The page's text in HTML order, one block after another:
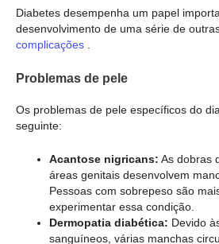
Diabetes desempenha um papel
desenvolvimento de uma série de
complicações
Problemas de pele
Os problemas de pele específicos do
seguinte:
Acantose nigricans: As dobras
áreas genitais desenvolvem
Pessoas com sobrepeso são
experimentar essa condição.
Dermopatia diabética: Devido
sanguíneos, várias manchas